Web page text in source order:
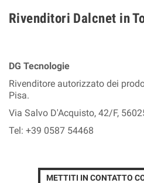
Rivenditori Dalcnet in
DG Tecnologie
Rivenditore autorizzato dei
Pisa.
Via Salvo D'Acquisto, 42/F,
Tel: +39 0587 54468
METTITI IN CONTATTO